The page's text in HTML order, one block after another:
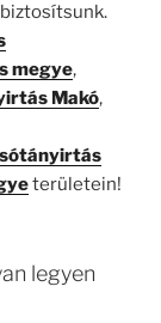
megye,
Makó,
területein!
legyen